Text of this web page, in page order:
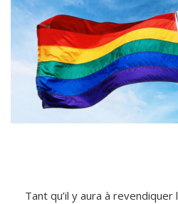
Tant qu’il y aura à